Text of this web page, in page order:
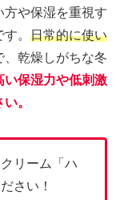
方や保湿を重視す
。 日常的に使い
、乾燥しがちな冬
い保湿力や低刺激
。
リーム「ハ
さい！